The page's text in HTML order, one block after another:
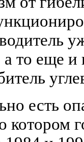
то еще и
есть
котором